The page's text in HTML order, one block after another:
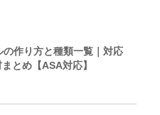
の作り方と種類一覧｜対応
とめ【ASA対応】